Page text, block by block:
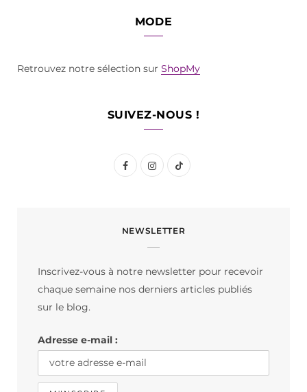
MODE
Retrouvez notre sélection sur ShopMy
SUIVEZ-NOUS !
F
e
I
t
m
T
T
NEWSLETTER
Inscrivez-vous à notre newsletter pour recevoir
chaque semaine nos derniers articles publiés
sur le blog.
Adresse e-mail :